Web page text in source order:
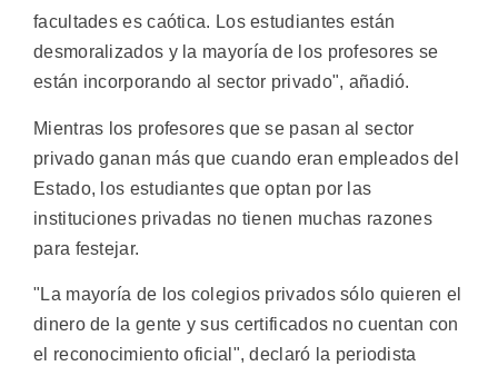
facultades es caótica. Los estudiantes están
desmoralizados y la mayoría de los profesores se
están incorporando al sector privado", añadió.
Mientras los profesores que se pasan al sector
privado ganan más que cuando eran empleados del
Estado, los estudiantes que optan por las
instituciones privadas no tienen muchas razones
para festejar.
"La mayoría de los colegios privados sólo quieren el
dinero de la gente y sus certificados no cuentan con
el reconocimiento oficial", declaró la periodista